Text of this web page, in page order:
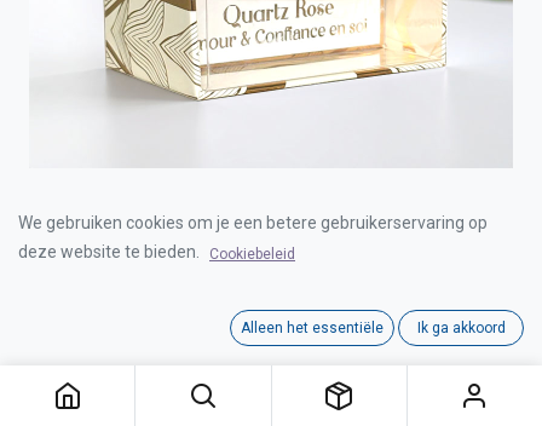
Interne referentie: 00336279-4
We gebruiken cookies om je een betere gebruikerservaring op
deze website te bieden.
Cookiebeleid
Alleen het essentiële Ik ga akkoord